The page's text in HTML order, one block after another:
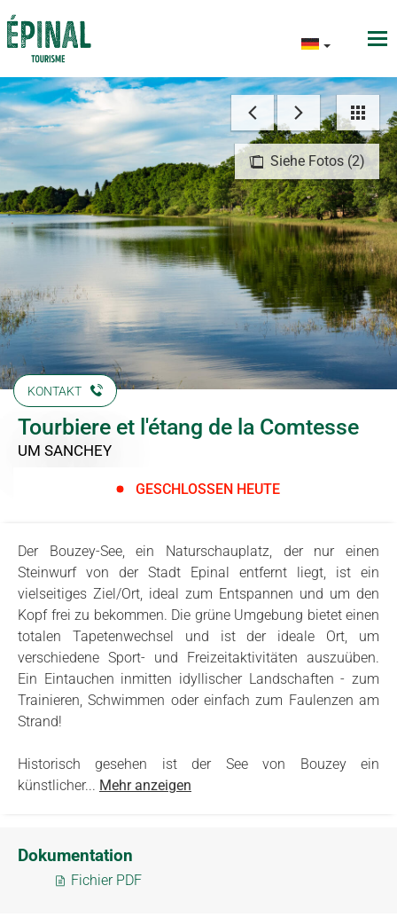
Siehe Fotos (2)
KONTAKT
Tourbiere et l'étang de la Comtesse
UM SANCHEY
GESCHLOSSEN HEUTE
Der Bouzey-See, ein Naturschauplatz, der nur einen
Steinwurf von der Stadt Epinal entfernt liegt, ist ein
vielseitiges Ziel/Ort, ideal zum Entspannen und um den
Kopf frei zu bekommen. Die grüne Umgebung bietet einen
totalen Tapetenwechsel und ist der ideale Ort, um
verschiedene Sport- und Freizeitaktivitäten auszuüben.
Ein Eintauchen inmitten idyllischer Landschaften - zum
Trainieren, Schwimmen oder einfach zum Faulenzen am
Strand!
Historisch gesehen ist der See von Bouzey ein
künstlicher... Mehr anzeigen
Dokumentation
Fichier PDF